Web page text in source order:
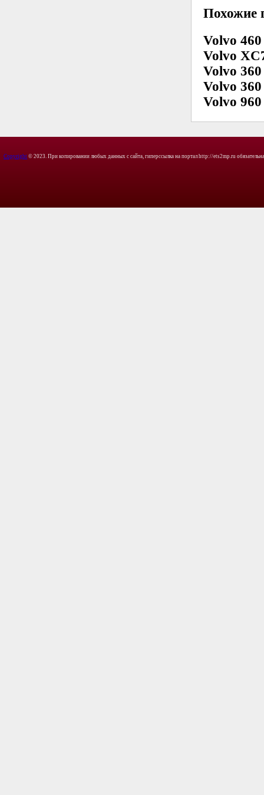
Похожие
Volvo
Volvo
Volvo
Volvo
Volvo
Copyright © 2023. При копировании любых данных с сайта, гиперссылка на портал http://ets2mp.ru